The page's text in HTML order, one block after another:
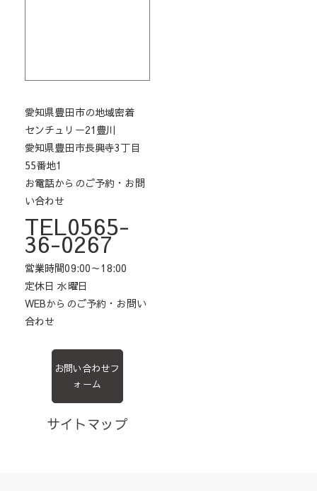
愛知県豊田市の地域密着
センチュリー21豊川
愛知県豊田市長興寺3丁目
55番地1
お電話からのご予約・お問
い合わせ
TEL0565-
36-0267
営業時間09:00～18:00
定休日 水曜日
WEBからのご予約・お問い
合わせ
お問い合わせフ
ォーム
サイトマップ